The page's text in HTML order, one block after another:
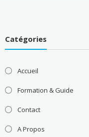
Catégories
Accueil
Formation & Guide
Contact
A Propos